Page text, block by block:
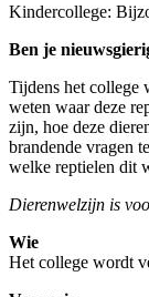
Kindercollege:
Ben je
Tijdens het college
weten waar deze
zijn, hoe deze
brandende vragen
welke reptielen dit
Dierenwelzijn is
Wie
Het college wordt